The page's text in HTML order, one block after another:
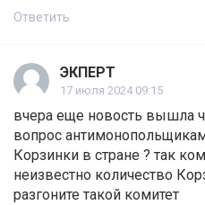
Ответить
ЭКПЕРТ
17 июля 2024 09:15
вчера еще новость вышла
вопрос
Корзинки в стране ? так
неизвестно количество
разгоните такой комитет